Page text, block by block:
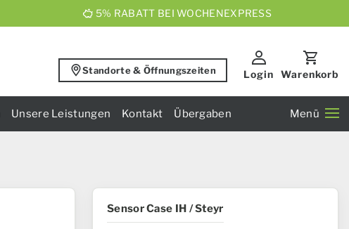
5% RABATT BEI WOCHENEXPRESS
Standorte & Öffnungszeiten Login Warenkorb
Unsere Leistungen Kontakt Übergaben Menü
Sensor Case IH / Steyr